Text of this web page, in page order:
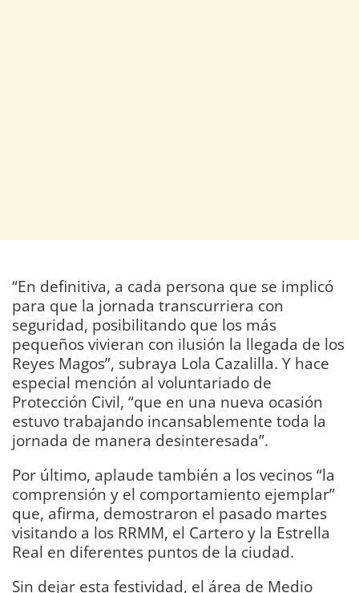
“En definitiva, a cada persona que se implicó
para que la jornada transcurriera con
seguridad, posibilitando que los más
pequeños vivieran con ilusión la llegada de los
Reyes Magos”, subraya Lola Cazalilla. Y hace
especial mención al voluntariado de
Protección Civil, “que en una nueva ocasión
estuvo trabajando incansablemente toda la
jornada de manera desinteresada”.
Por último, aplaude también a los vecinos “la
comprensión y el comportamiento ejemplar”
que, afirma, demostraron el pasado martes
visitando a los RRMM, el Cartero y la Estrella
Real en diferentes puntos de la ciudad.
Sin dejar esta festividad, el área de Medio